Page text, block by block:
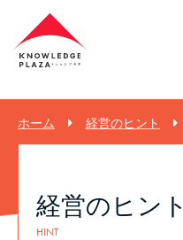
ホーム 経営のヒント
経営のヒント
HINT